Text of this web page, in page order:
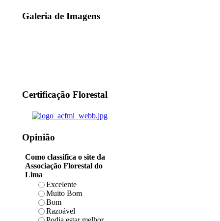
Galeria de Imagens
Certificação Florestal
Opinião
Como classifica o site da
Associação Florestal do
Lima
Excelente
Muito Bom
Bom
Razoável